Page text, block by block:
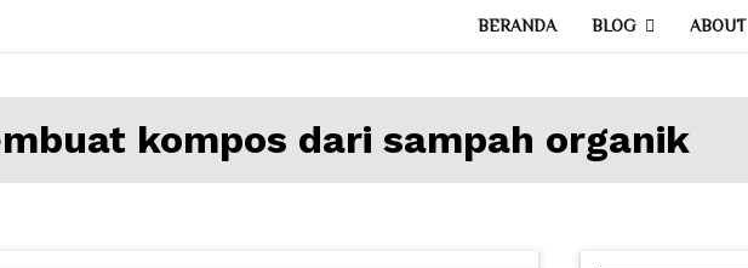
BERANDA BLOG ABOUT
kompos dari sampah organik